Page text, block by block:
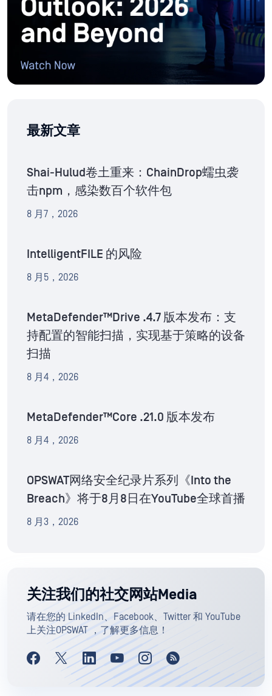
最新文章
Shai-Hulud卷土重来：ChainDrop蠕虫袭
击npm，感染数百个软件包
8 月7，2026
IntelligentFILE 的风险
8 月5，2026
MetaDefender™Drive .4.7 版本发布：支
持配置的智能扫描，实现基于策略的设备
扫描
8 月4，2026
MetaDefender™Core .21.0 版本发布
8 月4，2026
OPSWAT网络安全纪录片系列《Into the
Breach》将于8月8日在YouTube全球首播
8 月3，2026
关注我们的社交网站Media
请在您的 LinkedIn、Facebook、Twitter 和 YouTube
上关注OPSWAT ，了解更多信息！